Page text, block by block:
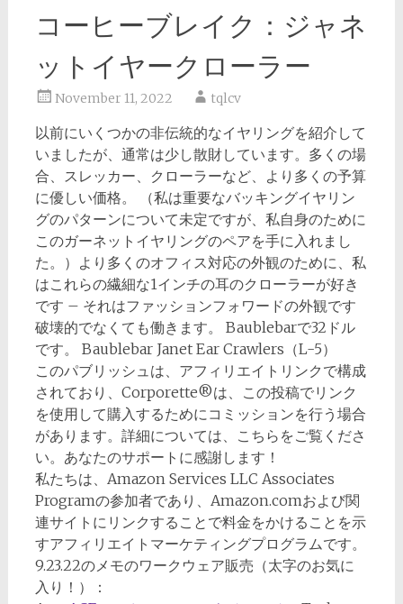
コーヒーブレイク：ジャネ
ットイヤークローラー
November 11, 2022 tqlcv
以前にいくつかの非伝統的なイヤリングを紹介して
いましたが、通常は少し散財しています。多くの場
合、スレッカー、クローラーなど、より多くの予算
に優しい価格。 （私は重要なバッキングイヤリン
グのパターンについて未定ですが、私自身のために
このガーネットイヤリングのペアを手に入れまし
た。）より多くのオフィス対応の外観のために、私
はこれらの繊細な1インチの耳のクローラーが好き
です – それはファッションフォワードの外観です
破壊的でなくても働きます。 Baublebarで32ドル
です。 Baublebar Janet Ear Crawlers（L-5）
このパブリッシュは、アフィリエイトリンクで構成
されており、Corporette®は、この投稿でリンク
を使用して購入するためにコミッションを行う場合
があります。詳細については、こちらをご覧くださ
い。あなたのサポートに感謝します！
私たちは、Amazon Services LLC Associates
Programの参加者であり、Amazon.comおよび関
連サイトにリンクすることで料金をかけることを示
すアフィリエイトマーケティングプログラムです。
9.23.22のメモのワークウェア販売（太字のお気に
入り！）：